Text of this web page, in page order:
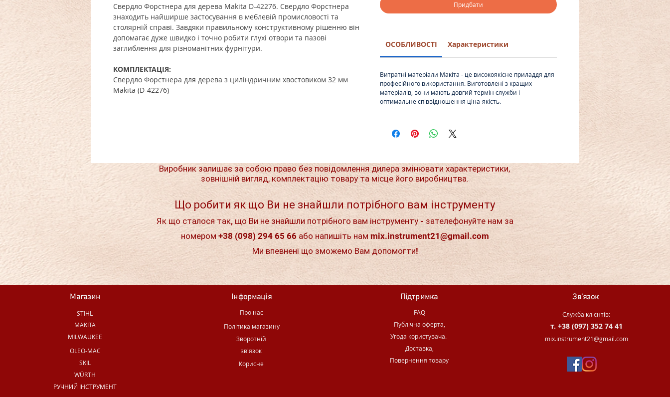
Свердло Форстнера для дерева Makita D-42276. Свердло Форстнера
знаходить найширше застосування в меблевій промисловості та
столярній справі. Завдяки правильному конструктивному рішенню він
допомагає дуже швидко і точно робити глухі отвори та пазові
заглиблення для різноманітних фурнітури.
КОМПЛЕКТАЦІЯ:
Свердло Форстнера для дерева з циліндричним хвостовиком 32 мм
Makita (D-42276)
Придбати
ОСОБЛИВОСТІ Характеристики
Витратні матеріали Макіта - це високоякісне приладдя для
професійного використання. Виготовлені з кращих
матеріалів, вони мають довгий термін служби і
оптимальне співвідношення ціна-якість.
Виробник залишає за собою право без повідомлення дилера змінювати характеристики,
зовнішній вигляд, комплектацію товару та місце його виробництва.
Що робити як що Ви не знайшли потрібного вам інструменту
Як що сталося так, що Ви не знайшли потрібного вам інструменту - зателефонуйте нам за
номером +38 (098) 294 65 66 або напишіть нам mix.instrument21@gmail.com
Ми впевнені що зможемо Вам допомогти!
Магазин
STIHL
MAKITA
MILWAUKEE
OLEO-MAC
SKIL
WÜRTH
РУЧНИЙ ІНСТРУМЕНТ
Інформація
Про нас
Політика магазину
Зворотній
зв'язок
Корисне
Підтримка
FAQ
Публічна оферта,
Угода користувача.
Доставка,
Повернення товару
Зв'язок
Служба клієнтів:
т. +38 (097) 352 74 41
mix.instrument21@gmail.com